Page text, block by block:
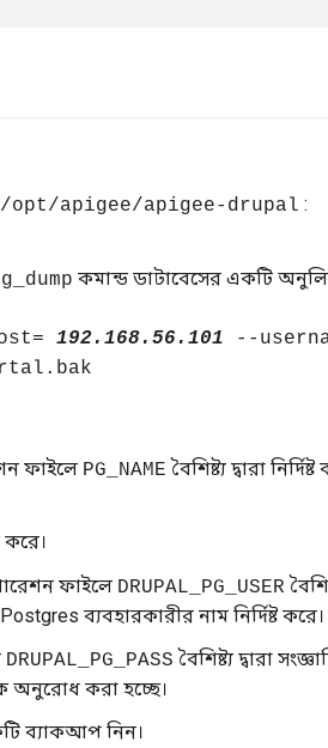
/opt/apigee/apigee-drupal :
কমান্ড ডাটাবেসের একটি
192.168.56.101 --
ফাইলে PG_NAME বৈশিষ্ট্য দ্বারা
করে।
ফাইলে DRUPAL_PG_USER
ব্যবহারকারীর নাম নির্দিষ্ট করে।
DRUPAL_PG_PASS বৈশিষ্ট্য দ্বারা
অনুরোধ করা হচ্ছে।
ব্যাকআপ নিন।